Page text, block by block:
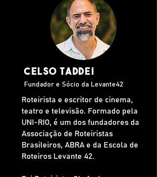
Celso Taddei
Fundador e Sócio da Levante42
Roteirista e escritor de cinema,
teatro e televisão. Formado pela
UNI-RIO, é um dos fundadores da
Associação de Roteiristas
Brasileiros, ABRA e da Escola de
Roteiros Levante 42.